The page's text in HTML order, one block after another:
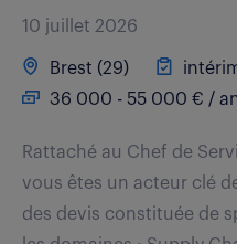
10 juillet 2026
Brest (29)
36 000 - 55 000 € /
Rattaché au Chef de
vous êtes un acteur clé
des devis constituée de